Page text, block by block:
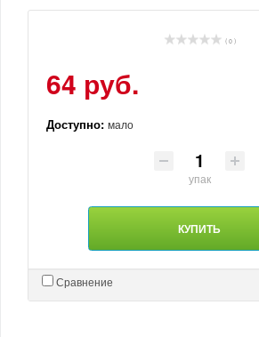
( 0 )
64 руб.
Доступно: мало
упак
КУПИТЬ
Сравнение